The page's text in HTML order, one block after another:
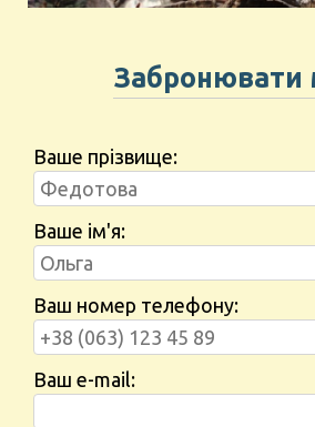
Забронювати
Ваше прізвище:
Ваше ім'я:
Ваш номер телефону:
Ваш e-mail: